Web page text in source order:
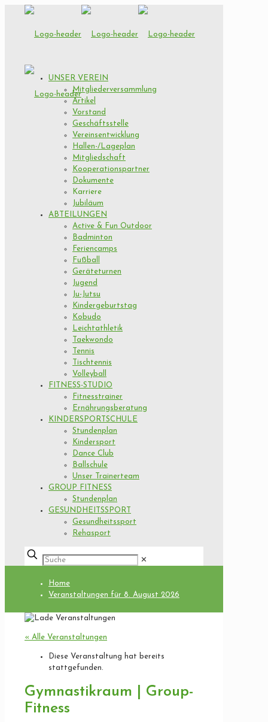
UNSER VEREIN
Mitgliederversammlung
Artikel
Vorstand
Geschäftsstelle
Vereinsentwicklung
Hallen-/Lageplan
Mitgliedschaft
Kooperationspartner
Dokumente
Karriere
Jubiläum
ABTEILUNGEN
Active & Fun Outdoor
Badminton
Feriencamps
Fußball
Geräteturnen
Jugend
Ju-Jutsu
Kindergeburtstag
Kobudo
Leichtathletik
Taekwondo
Tennis
Tischtennis
Volleyball
FITNESS-STUDIO
Fitnesstrainer
Ernährungsberatung
KINDERSPORTSCHULE
Stundenplan
Kindersport
Dance Club
Ballschule
Unser Trainerteam
GROUP FITNESS
Stundenplan
GESUNDHEITSSPORT
Gesundheitssport
Rehasport
✕
Home
Veranstaltungen für 8. August 2026
« Alle Veranstaltungen
Diese Veranstaltung hat bereits
stattgefunden.
Gymnastikraum | Group-
Fitness